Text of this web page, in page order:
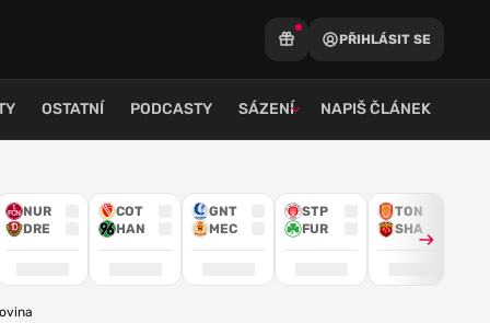
PŘIHLÁSIT SE
OSTATNÍ PODCASTY SÁZENÍ NAPIŠ ČLÁNEK
NUR
DRE
COT
HAN
GNT
MEC
STP
FUR
TON
SHA